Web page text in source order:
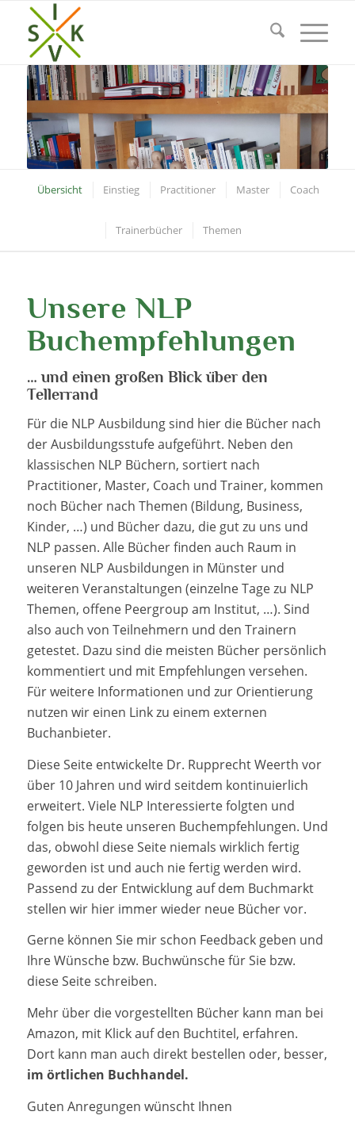
Übersicht Einstieg Practitioner Master Coach
Trainerbücher Themen
Unsere NLP
Buchempfehlungen
… und einen großen Blick über den
Tellerrand
Für die NLP Ausbildung sind hier die Bücher nach
der Ausbildungsstufe aufgeführt. Neben den
klassischen NLP Büchern, sortiert nach
Practitioner, Master, Coach und Trainer, kommen
noch Bücher nach Themen (Bildung, Business,
Kinder, …) und Bücher dazu, die gut zu uns und
NLP passen. Alle Bücher finden auch Raum in
unseren NLP Ausbildungen in Münster und
weiteren Veranstaltungen (einzelne Tage zu NLP
Themen, offene Peergroup am Institut, …). Sind
also auch von Teilnehmern und den Trainern
getestet. Dazu sind die meisten Bücher persönlich
kommentiert und mit Empfehlungen versehen.
Für weitere Informationen und zur Orientierung
nutzen wir einen Link zu einem externen
Buchanbieter.
Diese Seite entwickelte Dr. Rupprecht Weerth vor
über 10 Jahren und wird seitdem kontinuierlich
erweitert. Viele NLP Interessierte folgten und
folgen bis heute unseren Buchempfehlungen. Und
das, obwohl diese Seite niemals wirklich fertig
geworden ist und auch nie fertig werden wird.
Passend zu der Entwicklung auf dem Buchmarkt
stellen wir hier immer wieder neue Bücher vor.
Gerne können Sie mir schon Feedback geben und
Ihre Wünsche bzw. Buchwünsche für Sie bzw.
diese Seiteschreiben.
Mehr über die vorgestellten Bücher kann man bei
Amazon, mit Klick auf den Buchtitel, erfahren.
Dort kann man auch direkt bestellen oder, besser,
im örtlichen Buchhandel.
Guten Anregungen wünscht Ihnen